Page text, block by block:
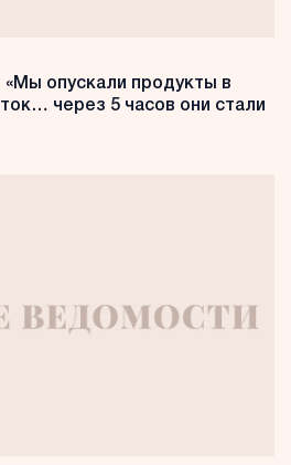
опускали продукты в
через 5 часов они стали